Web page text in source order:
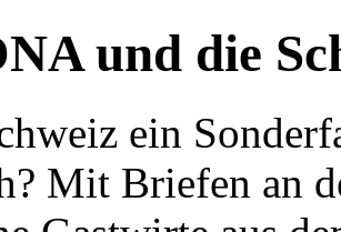
und die
ein
Mit Briefen an